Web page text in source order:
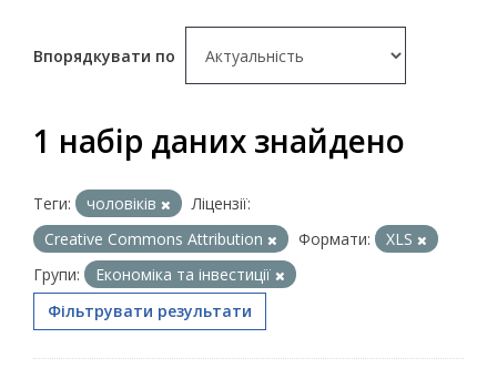
Впорядкувати по
1 набір даних знайдено
Теги: чоловіків
Ліцензії:
Creative Commons Attribution
Формати:
XLS
Групи:
Економіка та інвестиції
Фільтрувати результати